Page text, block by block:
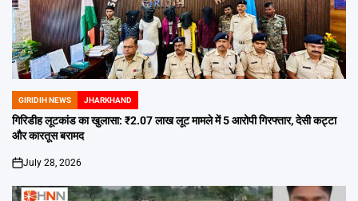
POSTED
IN
GIRIDIH NEWS JHARKHAND
गिरिडीह लूटकांड का खुलासा: ₹2.07 लाख लूट मामले में 5 आरोपी गिरफ्तार, देसी कट्टा
और कारतूस बरामद
on
July 28, 2026